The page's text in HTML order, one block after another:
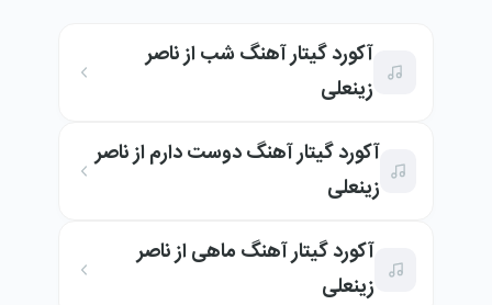
آکورد گیتار آهنگ شب از ناصر
زینعلی
آکورد گیتار آهنگ دوست دارم از ناصر
زینعلی
آکورد گیتار آهنگ ماهی از ناصر
زینعلی